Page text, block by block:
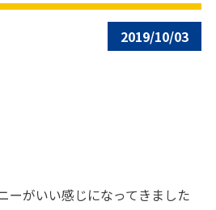
2019/10/03
ーがいい感じになってきました